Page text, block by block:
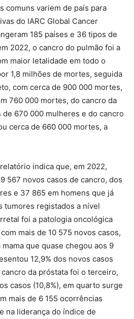
comuns variem de país para
do IARC Global Cancer
185 países e 36 tipos de
2022, o cancro do pulmão foi a
maior letalidade em todo o
1,8 milhões de mortes, seguida
com cerca de 900 000 mortes,
760 000 mortes, do cancro da
de 670 000 mulheres e do cancro
cerca de 660 000 mortes, a
indica que, em 2022,
567 novos casos de cancro, dos
e 37 865 em homens que já
tumores registados a nível
foi a patologia oncológica
mais de 10 575 novos casos,
que quase chegou aos 9
12,9% dos novos casos
da próstata foi o terceiro,
casos (10,8%), em quarto surge
mais de 6 155 ocorrências
na liderança do índice de